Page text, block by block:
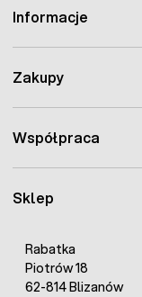
Sklep
Rabatka
Piotrów 18
62-814 Blizanów
Informacje
Zakupy
Współpraca